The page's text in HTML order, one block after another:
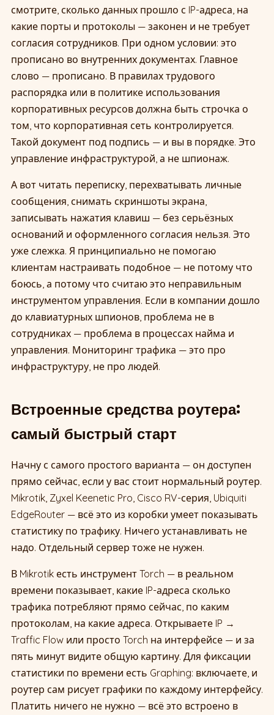
смотрите, сколько данных прошло с IP-адреса, на
какие порты и протоколы — законен и не требует
согласия сотрудников. При одном условии: это
прописано во внутренних документах. Главное
слово — прописано. В правилах трудового
распорядка или в политике использования
корпоративных ресурсов должна быть строчка о
том, что корпоративная сеть контролируется.
Такой документ под подпись — и вы в порядке. Это
управление инфраструктурой, а не шпионаж.
А вот читать переписку, перехватывать личные
сообщения, снимать скриншоты экрана,
записывать нажатия клавиш — без серьёзных
оснований и оформленного согласия нельзя. Это
уже слежка. Я принципиально не помогаю
клиентам настраивать подобное — не потому что
боюсь, а потому что считаю это неправильным
инструментом управления. Если в компании дошло
до клавиатурных шпионов, проблема не в
сотрудниках — проблема в процессах найма и
управления. Мониторинг трафика — это про
инфраструктуру, не про людей.
Встроенные средства роутера:
самый быстрый старт
Начну с самого простого варианта — он доступен
прямо сейчас, если у вас стоит нормальный роутер.
Mikrotik, Zyxel Keenetic Pro, Cisco RV-серия, Ubiquiti
EdgeRouter — всё это из коробки умеет показывать
статистику по трафику. Ничего устанавливать не
надо. Отдельный сервер тоже не нужен.
В Mikrotik есть инструмент Torch — в реальном
времени показывает, какие IP-адреса сколько
трафика потребляют прямо сейчас, по каким
протоколам, на какие адреса. Открываете IP →
Traffic Flow или просто Torch на интерфейсе — и за
пять минут видите общую картину. Для фиксации
статистики по времени есть Graphing: включаете, и
роутер сам рисует графики по каждому интерфейсу.
Платить ничего не нужно — всё это встроено в